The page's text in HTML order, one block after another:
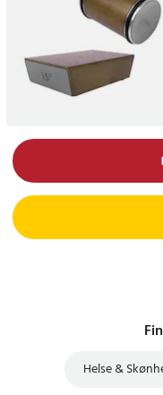
Helse &